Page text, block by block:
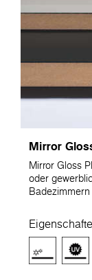
Mirror
Mirror Gloss
oder